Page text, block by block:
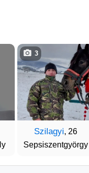
Szilagyi, 26
Sepsiszentgyörgy
3